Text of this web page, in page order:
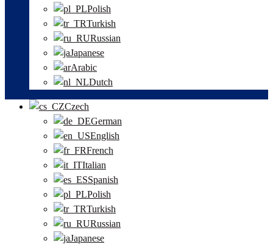
Polish
Turkish
Russian
Japanese
Arabic
Dutch
Czech
German
English
French
Italian
Spanish
Polish
Turkish
Russian
Japanese